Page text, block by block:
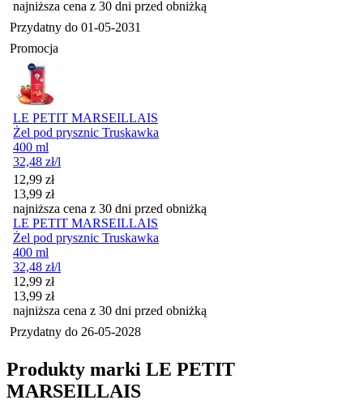
najniższa cena z 30 dni przed obniżką
Przydatny do 01-05-2031
Promocja
LE PETIT MARSEILLAIS
Żel pod prysznic Truskawka
400 ml
32,48 zł/l
Cena promocyjna
12,99 zł
13,99 zł
najniższa cena z 30 dni przed obniżką
LE PETIT MARSEILLAIS
Żel pod prysznic Truskawka
400 ml
32,48 zł/l
Cena promocyjna
12,99 zł
13,99 zł
najniższa cena z 30 dni przed obniżką
Przydatny do 26-05-2028
Produkty marki LE PETIT
MARSEILLAIS